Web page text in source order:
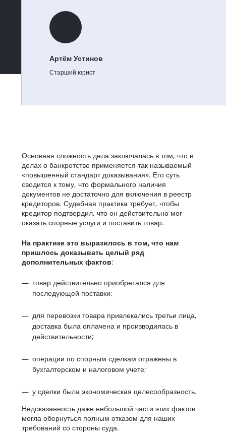
Артём Устинов
Старший юрист
Основная сложность дела заключалась в том, что в
делах о банкротстве применяется так называемый
«повышенный стандарт доказывания». Его суть
сводится к тому, что формального наличия
документов не достаточно для включения в реестр
кредиторов. Судебная практика требует, чтобы
кредитор подтвердил, что он действительно мог
оказать спорные услуги и поставить товар.
На практике это выразилось в том, что нам
пришлось доказывать целый ряд
дополнительных фактов:
товар действительно приобретался для
последующей поставки;
для перевозки товара привлекались третьи лица,
доставка была оплачена и производилась в
действительности;
операции по спорным сделкам отражены в
бухгалтерском и налоговом учете;
у сделки была экономическая целесообразность.
Недоказанность даже небольшой части этих фактов
могла обернуться полным отказом для наших
требований со стороны суда.